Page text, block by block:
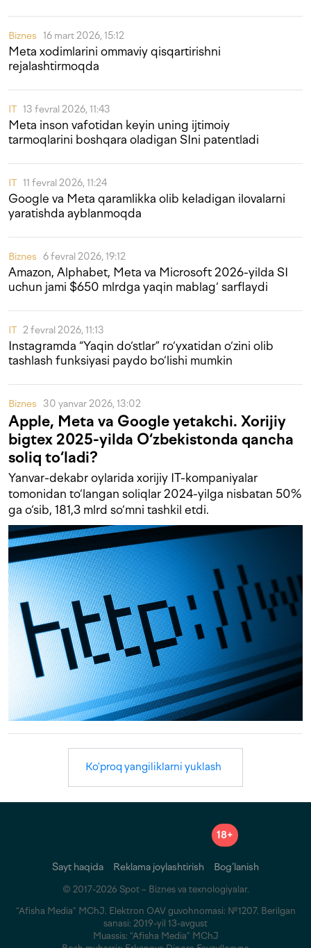
Biznes 16 mart 2026, 15:12
Meta xodimlarini ommaviy qisqartirishni
rejalashtirmoqda
IT 13 fevral 2026, 11:43
Meta inson vafotidan keyin uning ijtimoiy
tarmoqlarini boshqara oladigan SIni patentladi
IT 11 fevral 2026, 11:24
Google va Meta qaramlikka olib keladigan ilovalarni
yaratishda ayblanmoqda
Biznes 6 fevral 2026, 19:12
Amazon, Alphabet, Meta va Microsoft 2026-yilda SI
uchun jami $650 mlrdga yaqin mablag‘ sarflaydi
IT 2 fevral 2026, 11:13
Instagramda “Yaqin do‘stlar” ro‘yxatidan o‘zini olib
tashlash funksiyasi paydo bo‘lishi mumkin
Biznes 30 yanvar 2026, 13:02
Apple, Meta va Google yetakchi. Xorijiy
bigtex 2025-yilda O‘zbekistonda qancha
soliq to‘ladi?
Yanvar-dekabr oylarida xorijiy IT-kompaniyalar
tomonidan to‘langan soliqlar 2024-yilga nisbatan 50%
ga o‘sib, 181,3 mlrd so‘mni tashkil etdi.
Ko'proq yangiliklarni yuklash
18+
Sayt haqida Reklama joylashtirish Bog‘lanish
© 2017-2026 Spot – Biznes va texnologiyalar.
“Afisha Media” MChJ. Elektron OAV guvohnomasi: №1207. Berilgan
sanasi: 2019-yil 13-avgust
Muassis: “Afisha Media” MChJ